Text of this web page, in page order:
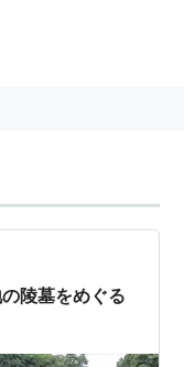
陵墓をめぐる